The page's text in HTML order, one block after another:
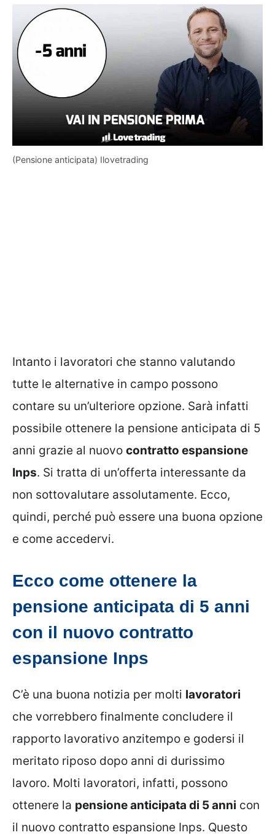
(Pensione anticipata) Ilovetrading
Intanto i lavoratori che stanno valutando
tutte le alternative in campo possono
contare su un’ulteriore opzione. Sarà infatti
possibile ottenere la pensione anticipata di 5
anni grazie al nuovo contratto espansione
Inps. Si tratta di un’offerta interessante da
non sottovalutare assolutamente. Ecco,
quindi, perché può essere una buona opzione
e come accedervi.
Ecco come ottenere la
pensione anticipata di 5 anni
con il nuovo contratto
espansione Inps
C’è una buona notizia per molti lavoratori
che vorrebbero finalmente concludere il
rapporto lavorativo anzitempo e godersi il
meritato riposo dopo anni di durissimo
lavoro. Molti lavoratori, infatti, possono
ottenere la pensione anticipata di 5 anni con
il nuovo contratto espansione Inps. Questo